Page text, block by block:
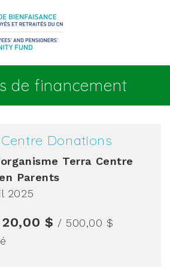
de financement
Donations
Terra Centre
Parents
2025
20,00 $ / 500,00 $